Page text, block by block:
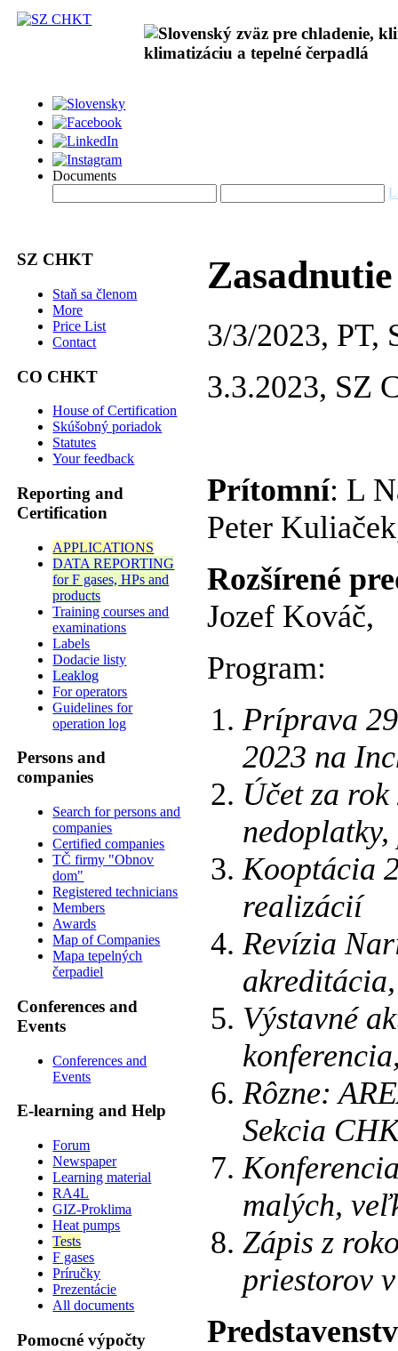
Documents
SZ CHKT
Staň sa členom
More
Price List
Contact
CO CHKT
House of Certification
Skúšobný poriadok
Statutes
Your feedback
Reporting and
Certification
APPLICATIONS
DATA REPORTING
for F gases, HPs and
products
Training courses and
examinations
Labels
Dodacie listy
Leaklog
For operators
Guidelines for
operation log
Persons and
companies
Search for persons and
companies
Certified companies
TČ firmy "Obnov
dom"
Registered technicians
Members
Awards
Map of Companies
Mapa tepelných
čerpadiel
Conferences and
Events
Conferences and
Events
E-learning and Help
Forum
Newspaper
Learning material
RA4L
GIZ-Proklima
Heat pumps
Tests
F gases
Príručky
Prezentácie
All documents
Pomocné výpočty
3/3/2023, PT,
3.3.2023, SZ
Prítomní: L
Peter
Rozšírené
Jozef
Program:
Príprava
2023 na
Účet za
Kooptácia
realizácií
Revízia
Výstavné
Rôzne:
Sekcia
malých,
Zápis z
priestorov